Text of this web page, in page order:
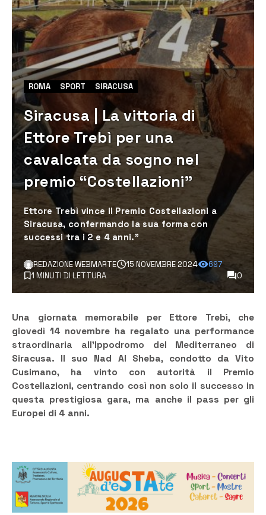
ROMA SPORT SIRACUSA
Siracusa | La vittoria di
Ettore Trebì per una
cavalcata da sogno nel
premio “Costellazioni”
Ettore Trebì vince il Premio Costellazioni a
Siracusa, confermando la sua forma con
successi tra i 2 e 4 anni."
REDAZIONE WEBMARTE 15 NOVEMBRE 2024
697
1 MINUTI DI LETTURA
0
Una giornata memorabile per Ettore Trebì, che
giovedì 14 novembre ha regalato una performance
straordinaria all’Ippodromo del Mediterraneo di
Siracusa. Il suo Nad Al Sheba, condotto da Vito
Cusimano, ha vinto con autorità il Premio
Costellazioni, centrando così non solo il successo in
questa prestigiosa gara, ma anche il pass per gli
Europei di 4 anni.